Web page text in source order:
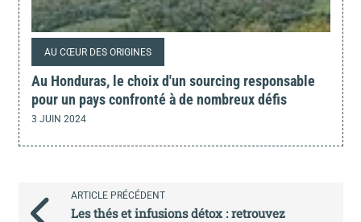
AU CŒUR DES ORIGINES
Au Honduras, le choix d'un sourcing responsable
pour un pays confronté à de nombreux défis
3 JUIN 2024
ARTICLE PRÉCÉDENT
Les thés et infusions détox : retrouvez